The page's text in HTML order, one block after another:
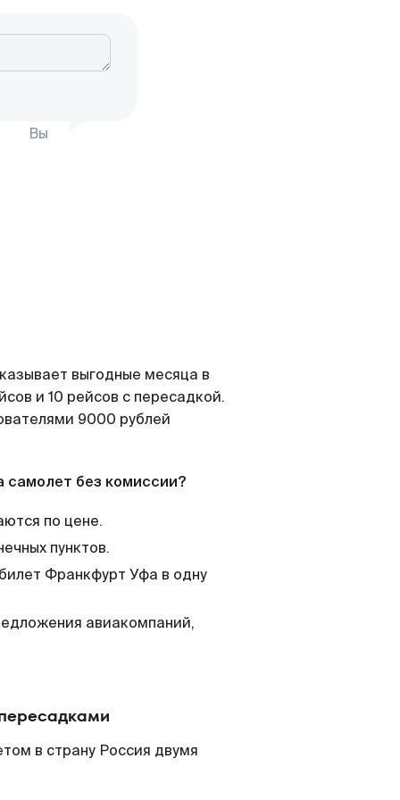
Вы
выгодные месяца в
и 10 рейсов с пересадкой.
9000 рублей
самолет без комиссии?
по цене.
пунктов.
Франкфурт Уфа в одну
авиакомпаний,
в страну Россия двумя